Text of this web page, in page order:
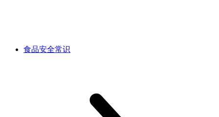
食品安全常识